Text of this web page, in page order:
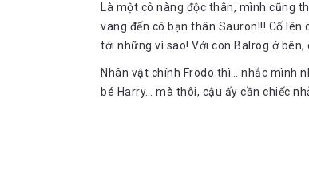
Là một cô nàng độc thân, mình cũng
vang đến cô bạn thân Sauron!!! Cố
tới những vì sao! Với con Balrog ở
Nhân vật chính Frodo thì… nhắc mình
bé Harry… mà thôi, cậu ấy cần chiếc